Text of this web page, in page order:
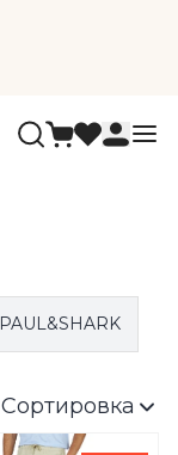
PAUL&SHARK
Сортировка